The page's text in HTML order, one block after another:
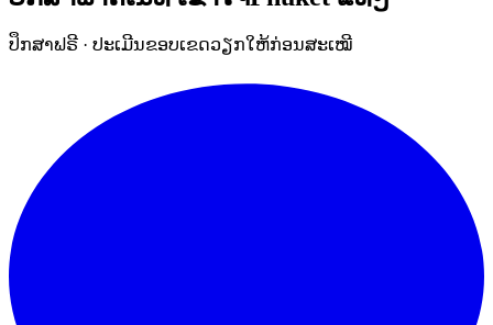
ປຶກສາຟຣີ · ປະເມີນຂອບເຂດວຽກໃຫ້ກ່ອນສະເໝີ